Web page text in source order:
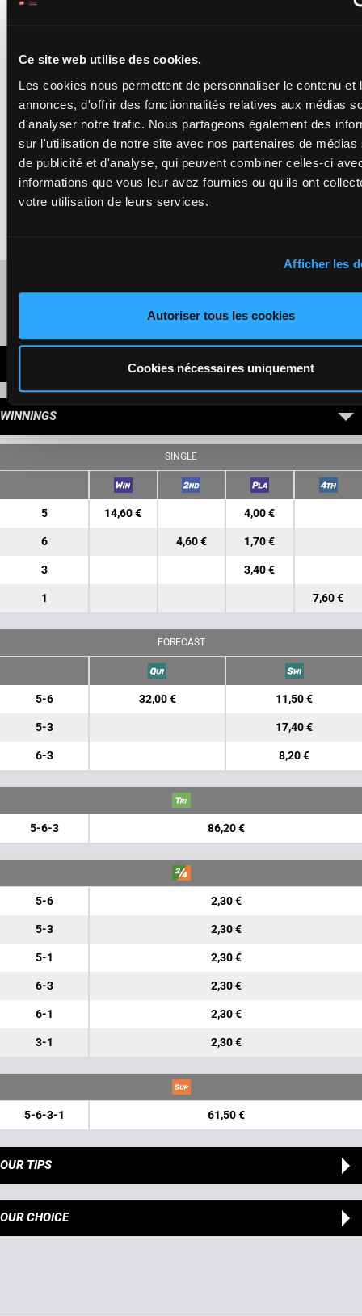
Ce site web utilise des cookies.
Les cookies nous permettent de personnaliser le contenu et
annonces, d'offrir des fonctionnalités relatives aux médias
d'analyser notre trafic. Nous partageons également des
sur l'utilisation de notre site avec nos partenaires de médias
de publicité et d'analyse, qui peuvent combiner celles-ci
informations que vous leur avez fournies ou qu'ils ont
votre utilisation de leurs services.
Afficher les
Autoriser tous les cookies
Cookies nécessaires uniquement
Box: 5 - H/8 -52.5
6p 4p 5p 7p 16p
(24) 12p (23) 11p
11p 9p 11p 5p
52.5
16p (24) 12p
9p 11p 5p
13p
14
MOUNKA
Just S.-Poche T.
Box: 8 -H/7 - 51.5
13p 14p 7p 9p
H/7 kg
13p 14p 7p
9p 10p 13p
5p (24) 16p
(23) 3p (22)
Presence of favorite horses
WINNINGS
SINGLE
5 14,60 € 4,00 €
6 4,60 € 1,70 €
3 3,40 €
1 7,60 €
FORECAST
5-6 32,00 € 11,50 €
5-3 17,40 €
6-3 8,20 €
5-6-3 86,20 €
5-6 2,30 €
5-3 2,30 €
5-1 2,30 €
6-3 2,30 €
6-1 2,30 €
3-1 2,30 €
5-6-3-1 61,50 €
OUR TIPS
OUR CHOICE